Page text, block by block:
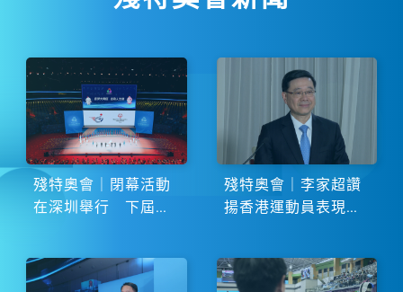
殘特奧會｜閉幕活動
在深圳舉行 下屆由
殘特奧會｜李家超讚
揚香港運動員表現卓